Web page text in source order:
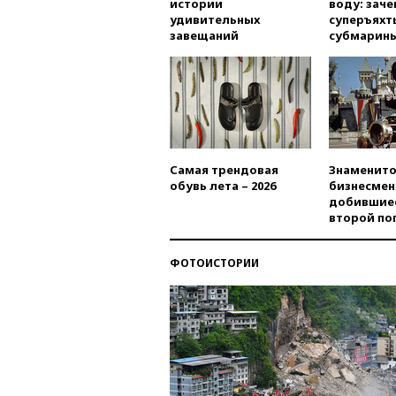
истории
удивительных
завещаний
воду:
Самая трендовая
обувь лета – 2026
второй
ФОТОИСТОРИИ